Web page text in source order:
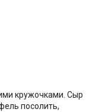
кружочками. Сыр
посолить,